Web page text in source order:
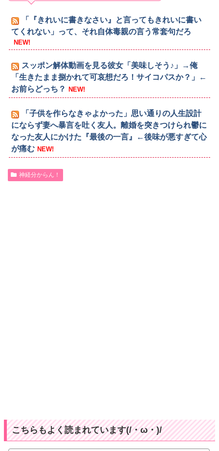
「『きれいに書きなさい』と言ってもきれいに書い
てくれない」って、それ自体毒親の言う常套句だろ
NEW!
スッポン解体動画を見る彼女「美味しそう♪」→俺
「生きたまま捌かれて可哀想だろ！サイコパスか？」←
お前らどっち？ NEW!
「子供を作らなきゃよかった」思い通りの人生設計
にならず妻へ暴言を吐く友人。離婚を突きつけられ鬱に
なった友人にかけた『最後の一言』←後味が悪すぎて心
が痛む NEW!
神経分からん！
こちらもよく読まれています(/・ω・)/